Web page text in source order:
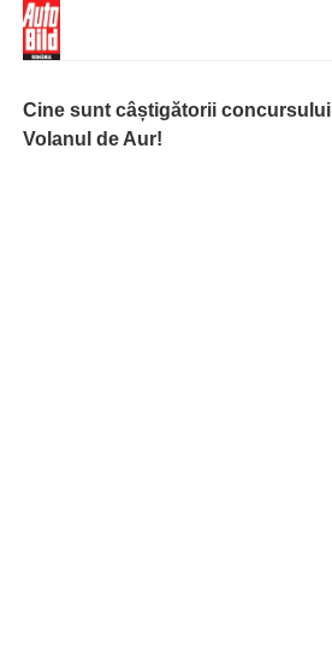
Cine sunt câștigătorii concursului
Volanul de Aur!